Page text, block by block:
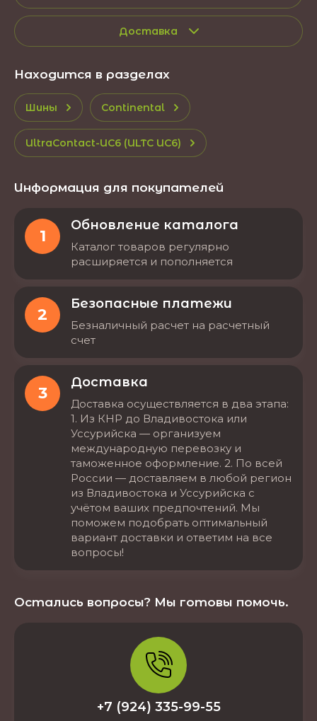
Доставка
Находится в разделах
Шины Continental
UltraContact-UC6 (ULTC UC6)
Информация для покупателей
1
Обновление каталога
Каталог товаров регулярно
расширяется и пополняется
2
Безопасные платежи
Безналичный расчет на расчетный
счет
3
Доставка
Доставка осуществляется в два этапа:
1. Из КНР до Владивостока или
Уссурийска — организуем
международную перевозку и
таможенное оформление. 2. По всей
России — доставляем в любой регион
из Владивостока и Уссурийска с
учётом ваших предпочтений. Мы
поможем подобрать оптимальный
вариант доставки и ответим на все
вопросы!
Остались вопросы? Мы готовы помочь.
+7 (924) 335-99-55